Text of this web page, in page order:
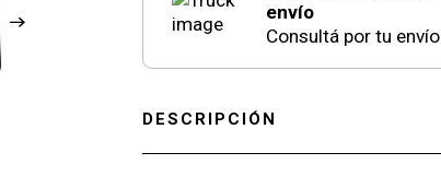
envío
Consultá por tu envío
DESCRIPCIÓN